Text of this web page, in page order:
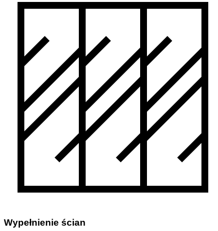
Wypełnienie ścian